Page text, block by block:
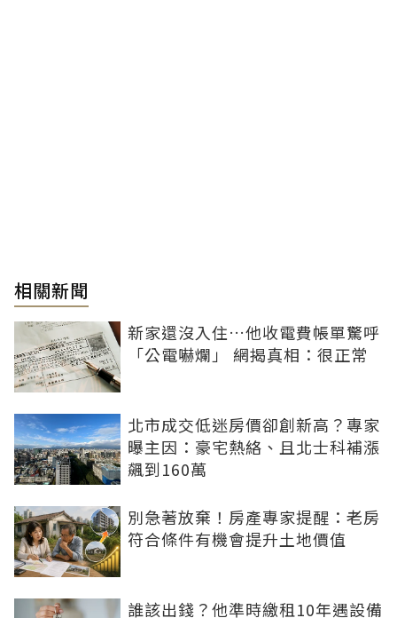
相關新聞
新家還沒入住…他收電費帳單驚呼
「公電嚇爛」 網揭真相：很正常
北市成交低迷房價卻創新高？專家
曝主因：豪宅熱絡、且北士科補漲
飆到160萬
別急著放棄！房產專家提醒：老房
符合條件有機會提升土地價值
誰該出錢？他準時繳租10年遇設備